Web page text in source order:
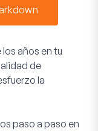
años en tu
de
la
paso a paso en